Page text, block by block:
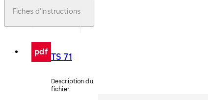
Fiches d'instructions
pdf TS 71
Description du
fichier